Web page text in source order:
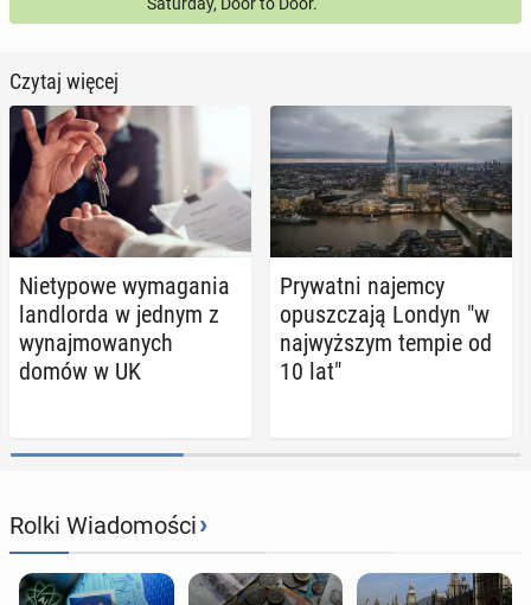
Saturday, Door to Door.
Czytaj więcej
Nie­ty­po­we wy­ma­ga­nia
lan­dlor­da w jednym z
wy­naj­mo­wa­nych
domów w UK
Pry­wat­ni najemcy
opusz­cza­ją Londyn "w
naj­wyż­szym tempie od
10 lat"
Rolki Wiadomości›